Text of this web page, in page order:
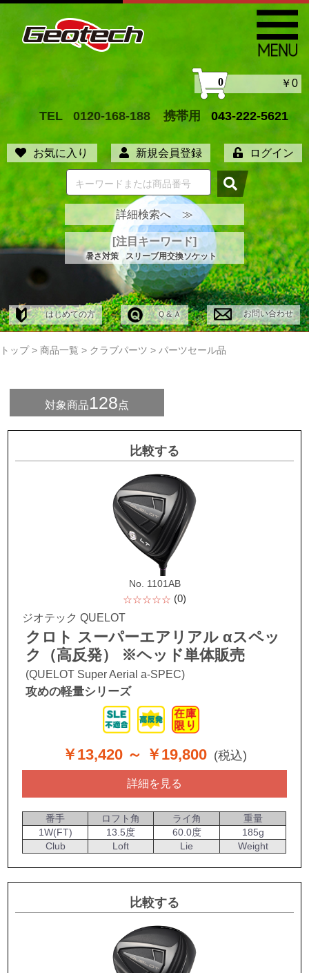
TEL 0120-168-188 携帯用 043-222-5621
お気に入り 新規会員登録 ログイン
0 ￥0
詳細検索へ ≫
[注目キーワード]
暑さ対策 スリーブ用交換ソケット
はじめての方 Ｑ＆Ａ お問い合わせ
トップ > 商品一覧 > クラブパーツ > パーツセール品
対象商品128点
比較する
No. 1101AB
☆☆☆☆☆ (0)
ジオテック QUELOT
クロト スーパーエアリアル αスペッ
ク（高反発） ※ヘッド単体販売
(QUELOT Super Aerial a-SPEC)
攻めの軽量シリーズ
￥13,420 ～ ￥19,800 (税込)
詳細を見る
番手 ロフト角 ライ角
重量
1W(FT)
13.5度 60.0度
185g
Club
Loft Lie Weight
比較する